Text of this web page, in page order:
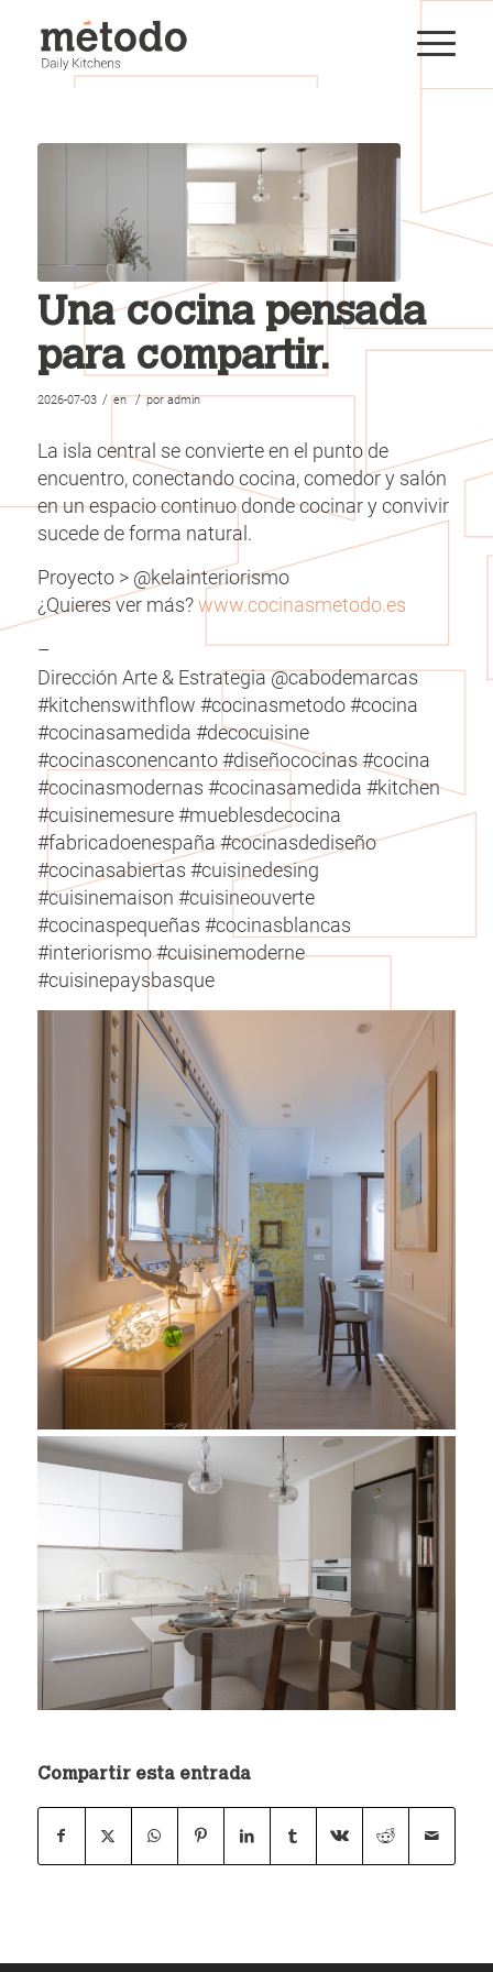
Una cocina pensada
para compartir.
2026-07-03 / en / poradmin
La isla central se convierte en el punto de
encuentro, conectando cocina, comedor y salón
en un espacio continuo donde cocinar y convivir
sucede de forma natural.
Proyecto > @kelainteriorismo
¿Quieres ver más?www.cocinasmetodo.es
–
Dirección Arte & Estrategia @cabodemarcas
#kitchenswithflow #cocinasmetodo #cocina
#cocinasamedida #decocuisine
#cocinasconencanto #diseñococinas #cocina
#cocinasmodernas #cocinasamedida #kitchen
#cuisinemesure #mueblesdecocina
#fabricadoenespaña #cocinasdediseño
#cocinasabiertas #cuisinedesing
#cuisinemaison #cuisineouverte
#cocinaspequeñas #cocinasblancas
#interiorismo #cuisinemoderne
#cuisinepaysbasque
Compartir esta entrada